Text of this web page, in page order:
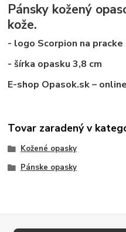
Pánsky kožený
kože.
- logo Scorpion na
- šírka opasku 3,8 cm
E-shop Opasok.sk –
Tovar zaradený v
Kožené opasky
Pánske opasky